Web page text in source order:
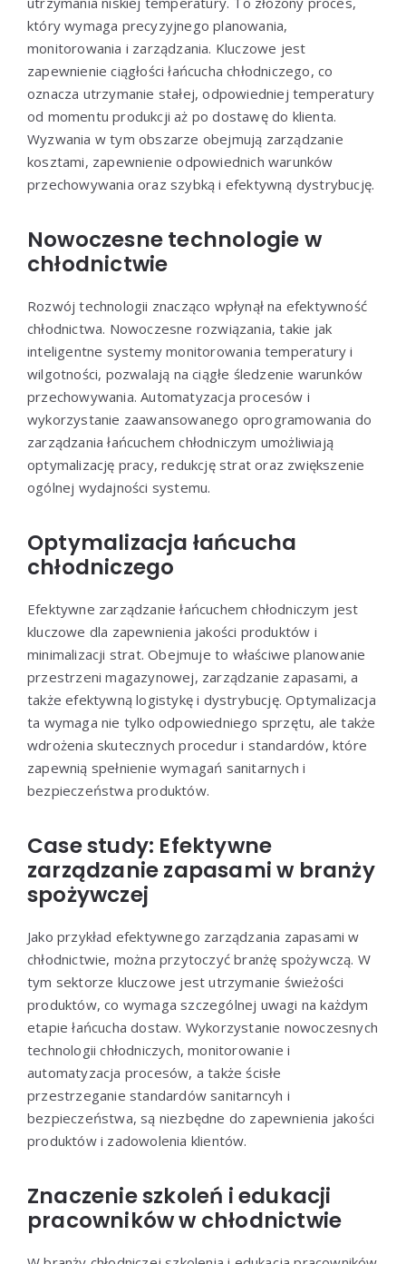
który wymaga precyzyjnego planowania,
monitorowania i zarządzania. Kluczowe jest
zapewnienie ciągłości łańcucha chłodniczego, co
oznacza utrzymanie stałej, odpowiedniej temperatury
od momentu produkcji aż po dostawę do klienta.
Wyzwania w tym obszarze obejmują zarządzanie
kosztami, zapewnienie odpowiednich warunków
przechowywania oraz szybką i efektywną dystrybucję.
Nowoczesne technologie w
chłodnictwie
Rozwój technologii znacząco wpłynął na efektywność
chłodnictwa. Nowoczesne rozwiązania, takie jak
inteligentne systemy monitorowania temperatury i
wilgotności, pozwalają na ciągłe śledzenie warunków
przechowywania. Automatyzacja procesów i
wykorzystanie zaawansowanego oprogramowania do
zarządzania łańcuchem chłodniczym umożliwiają
optymalizację pracy, redukcję strat oraz zwiększenie
ogólnej wydajności systemu.
Optymalizacja łańcucha
chłodniczego
Efektywne zarządzanie łańcuchem chłodniczym jest
kluczowe dla zapewnienia jakości produktów i
minimalizacji strat. Obejmuje to właściwe planowanie
przestrzeni magazynowej, zarządzanie zapasami, a
także efektywną logistykę i dystrybucję. Optymalizacja
ta wymaga nie tylko odpowiedniego sprzętu, ale także
wdrożenia skutecznych procedur i standardów, które
zapewnią spełnienie wymagań sanitarnych i
bezpieczeństwa produktów.
Case study: Efektywne
zarządzanie zapasami w branży
spożywczej
Jako przykład efektywnego zarządzania zapasami w
chłodnictwie, można przytoczyć branżę spożywczą. W
tym sektorze kluczowe jest utrzymanie świeżości
produktów, co wymaga szczególnej uwagi na każdym
etapie łańcucha dostaw. Wykorzystanie nowoczesnych
technologii chłodniczych, monitorowanie i
automatyzacja procesów, a także ścisłe
przestrzeganie standardów sanitarncyh i
bezpieczeństwa, są niezbędne do zapewnienia jakości
produktów i zadowolenia klientów.
Znaczenie szkoleń i edukacji
pracowników w chłodnictwie